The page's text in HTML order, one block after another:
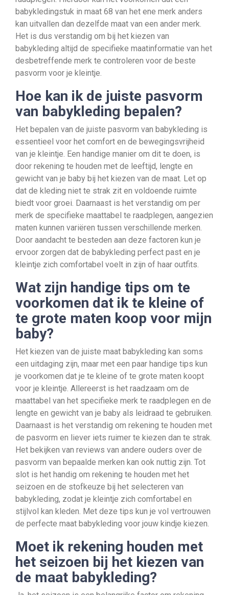
babykledingstuk in maat 68 van het ene merk anders
kan uitvallen dan dezelfde maat van een ander merk.
Het is dus verstandig om bij het kiezen van
babykleding altijd de specifieke maatinformatie van het
desbetreffende merk te controleren voor de beste
pasvorm voor je kleintje.
Hoe kan ik de juiste pasvorm
van babykleding bepalen?
Het bepalen van de juiste pasvorm van babykleding is
essentieel voor het comfort en de bewegingsvrijheid
van je kleintje. Een handige manier om dit te doen, is
door rekening te houden met de leeftijd, lengte en
gewicht van je baby bij het kiezen van de maat. Let op
dat de kleding niet te strak zit en voldoende ruimte
biedt voor groei. Daarnaast is het verstandig om per
merk de specifieke maattabel te raadplegen, aangezien
maten kunnen variëren tussen verschillende merken.
Door aandacht te besteden aan deze factoren kun je
ervoor zorgen dat de babykleding perfect past en je
kleintje zich comfortabel voelt in zijn of haar outfits.
Wat zijn handige tips om te
voorkomen dat ik te kleine of
te grote maten koop voor mijn
baby?
Het kiezen van de juiste maat babykleding kan soms
een uitdaging zijn, maar met een paar handige tips kun
je voorkomen dat je te kleine of te grote maten koopt
voor je kleintje. Allereerst is het raadzaam om de
maattabel van het specifieke merk te raadplegen en de
lengte en gewicht van je baby als leidraad te gebruiken.
Daarnaast is het verstandig om rekening te houden met
de pasvorm en liever iets ruimer te kiezen dan te strak.
Het bekijken van reviews van andere ouders over de
pasvorm van bepaalde merken kan ook nuttig zijn. Tot
slot is het handig om rekening te houden met het
seizoen en de stofkeuze bij het selecteren van
babykleding, zodat je kleintje zich comfortabel en
stijlvol kan kleden. Met deze tips kun je vol vertrouwen
de perfecte maat babykleding voor jouw kindje kiezen.
Moet ik rekening houden met
het seizoen bij het kiezen van
de maat babykleding?